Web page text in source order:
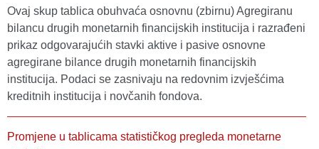
Ovaj skup tablica obuhvaća osnovnu (zbirnu) Agregiranu
bilancu drugih monetarnih financijskih institucija i razrađeni
prikaz odgovarajućih stavki aktive i pasive osnovne
agregirane bilance drugih monetarnih financijskih
institucija. Podaci se zasnivaju na redovnim izvješćima
kreditnih institucija i novčanih fondova.
Promjene u tablicama statističkog pregleda monetarne